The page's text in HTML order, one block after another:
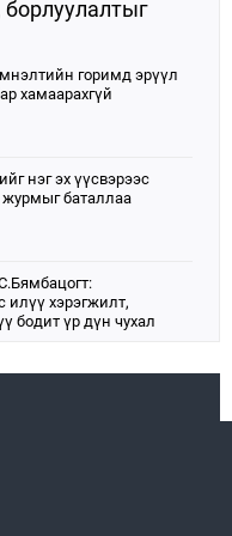
горимд эрүүл
хамаарахгүй
нэг эх үүсвэрээс
журмыг баталлаа
илүү хэрэгжилт,
бодит үр дүн чухал
сард 1,439.2 кг үнэт